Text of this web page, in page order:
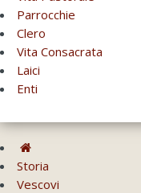
Parrocchie
Clero
Vita Consacrata
Laici
Enti
Storia
Vescovi